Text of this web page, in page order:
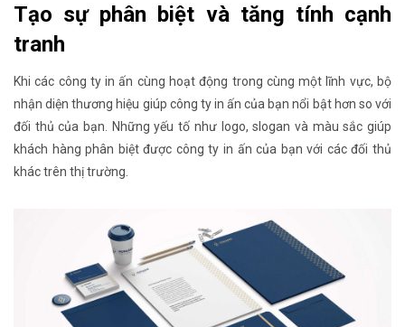
Tạo sự phân biệt và tăng tính cạnh
tranh
Khi các công ty in ấn cùng hoạt động trong cùng một lĩnh vực, bộ
nhận diện thương hiệu giúp công ty in ấn của bạn nổi bật hơn so với
đối thủ của bạn. Những yếu tố như logo, slogan và màu sắc giúp
khách hàng phân biệt được công ty in ấn của bạn với các đối thủ
khác trên thị trường.